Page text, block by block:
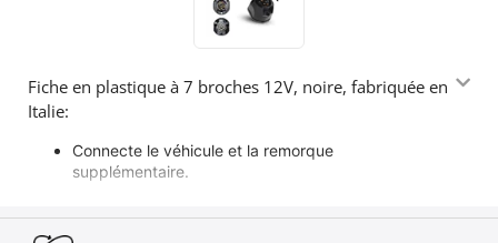
Fiche en plastique à 7 broches 12V, noire, fabriquée en
Italie:
Connecte le véhicule et la remorque
supplémentaire.
véhicule à la remorque.